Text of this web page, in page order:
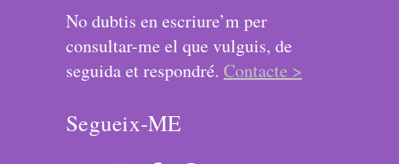
No dubtis en escriure’m per
consultar-me el que vulguis, de
seguida et respondré. Contacte >
Segueix-ME